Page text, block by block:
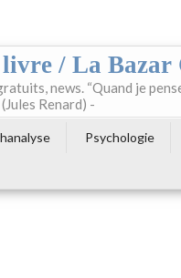
/ La Bazar
news. “Quand je
Renard) -
Psychologie